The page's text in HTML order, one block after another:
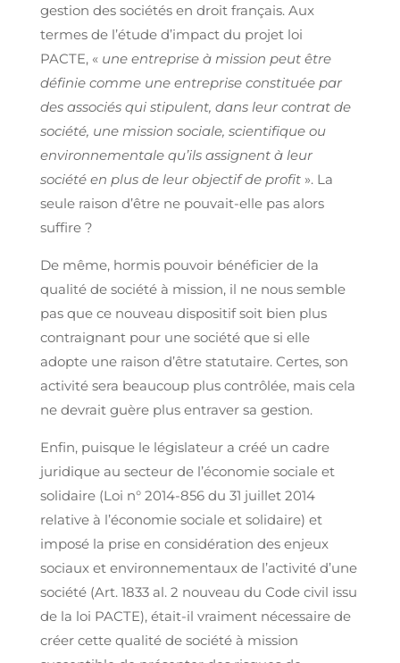
gestion des sociétés en droit français. Aux
termes de l’étude d’impact du projet loi
PACTE, « une entreprise à mission peut être
définie comme une entreprise constituée par
des associés qui stipulent, dans leur contrat de
société, une mission sociale, scientifique ou
environnementale qu’ils assignent à leur
société en plus de leur objectif de profit». La
seule raison d’être ne pouvait-elle pas alors
suffire ?
De même, hormis pouvoir bénéficier de la
qualité de société à mission, il ne nous semble
pas que ce nouveau dispositif soit bien plus
contraignant pour une société que si elle
adopte une raison d’être statutaire. Certes, son
activité sera beaucoup plus contrôlée, mais cela
ne devrait guère plus entraver sa gestion.
Enfin, puisque le législateur a créé un cadre
juridique au secteur de l’économie sociale et
solidaire (Loi n° 2014-856 du 31 juillet 2014
relative à l’économie sociale et solidaire) et
imposé la prise en considération des enjeux
sociaux et environnementaux de l’activité d’une
société (Art. 1833 al. 2 nouveau du Code civil issu
de la loi PACTE), était-il vraiment nécessaire de
créer cette qualité de société à mission